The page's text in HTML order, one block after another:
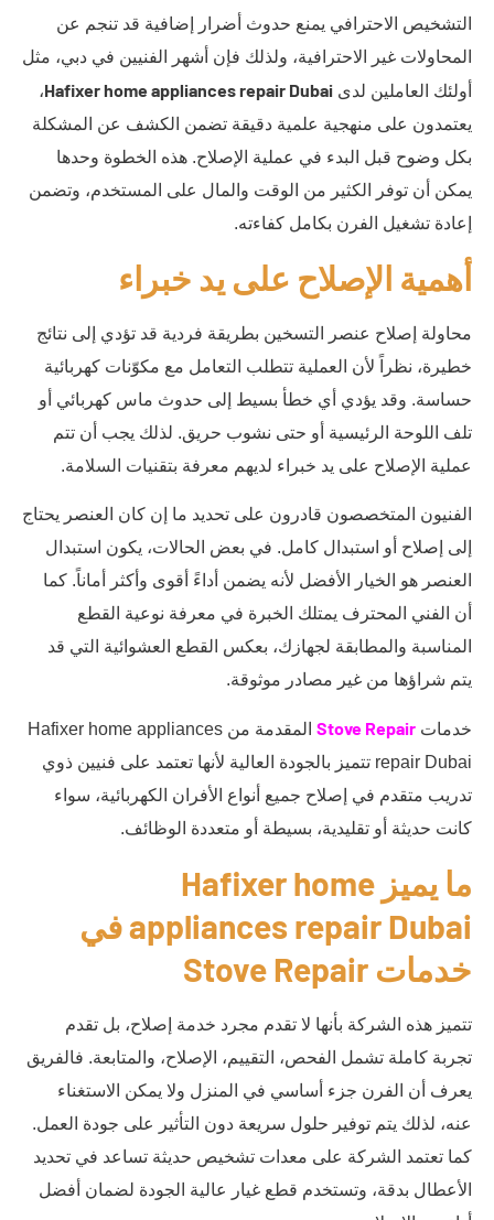
التشخيص الاحترافي يمنع حدوث أضرار إضافية قد تنجم عن
المحاولات غير الاحترافية، ولذلك فإن أشهر الفنيين في دبي، مثل
أولئك العاملين لدى Hafixer home appliances repair Dubai،
يعتمدون على منهجية علمية دقيقة تضمن الكشف عن المشكلة
بكل وضوح قبل البدء في عملية الإصلاح. هذه الخطوة وحدها
يمكن أن توفر الكثير من الوقت والمال على المستخدم، وتضمن
إعادة تشغيل الفرن بكامل كفاءته.
أهمية الإصلاح على يد خبراء
محاولة إصلاح عنصر التسخين بطريقة فردية قد تؤدي إلى نتائج
خطيرة، نظراً لأن العملية تتطلب التعامل مع مكوّنات كهربائية
حساسة. وقد يؤدي أي خطأ بسيط إلى حدوث ماس كهربائي أو
تلف اللوحة الرئيسية أو حتى نشوب حريق. لذلك يجب أن تتم
عملية الإصلاح على يد خبراء لديهم معرفة بتقنيات السلامة.
الفنيون المتخصصون قادرون على تحديد ما إن كان العنصر يحتاج
إلى إصلاح أو استبدال كامل. في بعض الحالات، يكون استبدال
العنصر هو الخيار الأفضل لأنه يضمن أداءً أقوى وأكثر أماناً. كما
أن الفني المحترف يمتلك الخبرة في معرفة نوعية القطع
المناسبة والمطابقة لجهازك، بعكس القطع العشوائية التي قد
يتم شراؤها من غير مصادر موثوقة.
خدمات Stove Repair
المقدمة من Hafixer home appliances
repair Dubai تتميز بالجودة العالية لأنها تعتمد على فنيين ذوي
تدريب متقدم في إصلاح جميع أنواع الأفران الكهربائية، سواء
كانت حديثة أو تقليدية، بسيطة أو متعددة الوظائف.
ما يميز Hafixer home
appliances repair Dubai في
خدمات Stove Repair
تتميز هذه الشركة بأنها لا تقدم مجرد خدمة إصلاح، بل تقدم
تجربة كاملة تشمل الفحص، التقييم، الإصلاح، والمتابعة. فالفريق
يعرف أن الفرن جزء أساسي في المنزل ولا يمكن الاستغناء
عنه، لذلك يتم توفير حلول سريعة دون التأثير على جودة العمل.
كما تعتمد الشركة على معدات تشخيص حديثة تساعد في تحديد
الأعطال بدقة، وتستخدم قطع غيار عالية الجودة لضمان أفضل